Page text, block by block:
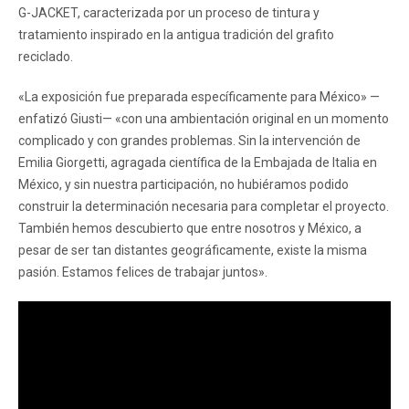
G-JACKET, caracterizada por un proceso de tintura y
tratamiento inspirado en la antigua tradición del grafito
reciclado.
«La exposición fue preparada específicamente para México» —
enfatizó Giusti— «con una ambientación original en un momento
complicado y con grandes problemas. Sin la intervención de
Emilia Giorgetti, agragada científica de la Embajada de Italia en
México, y sin nuestra participación, no hubiéramos podido
construir la determinación necesaria para completar el proyecto.
También hemos descubierto que entre nosotros y México, a
pesar de ser tan distantes geográficamente, existe la misma
pasión. Estamos felices de trabajar juntos».